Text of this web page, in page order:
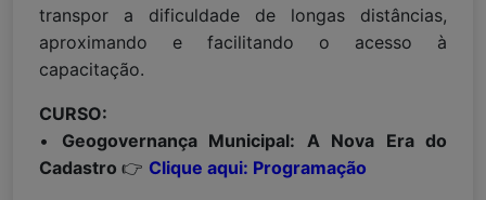
transpor a dificuldade de longas distâncias,
aproximando e facilitando o acesso à
capacitação.
CURSO:
• Geogovernança Municipal: A Nova Era do
Cadastro 👉 Clique aqui: Programação